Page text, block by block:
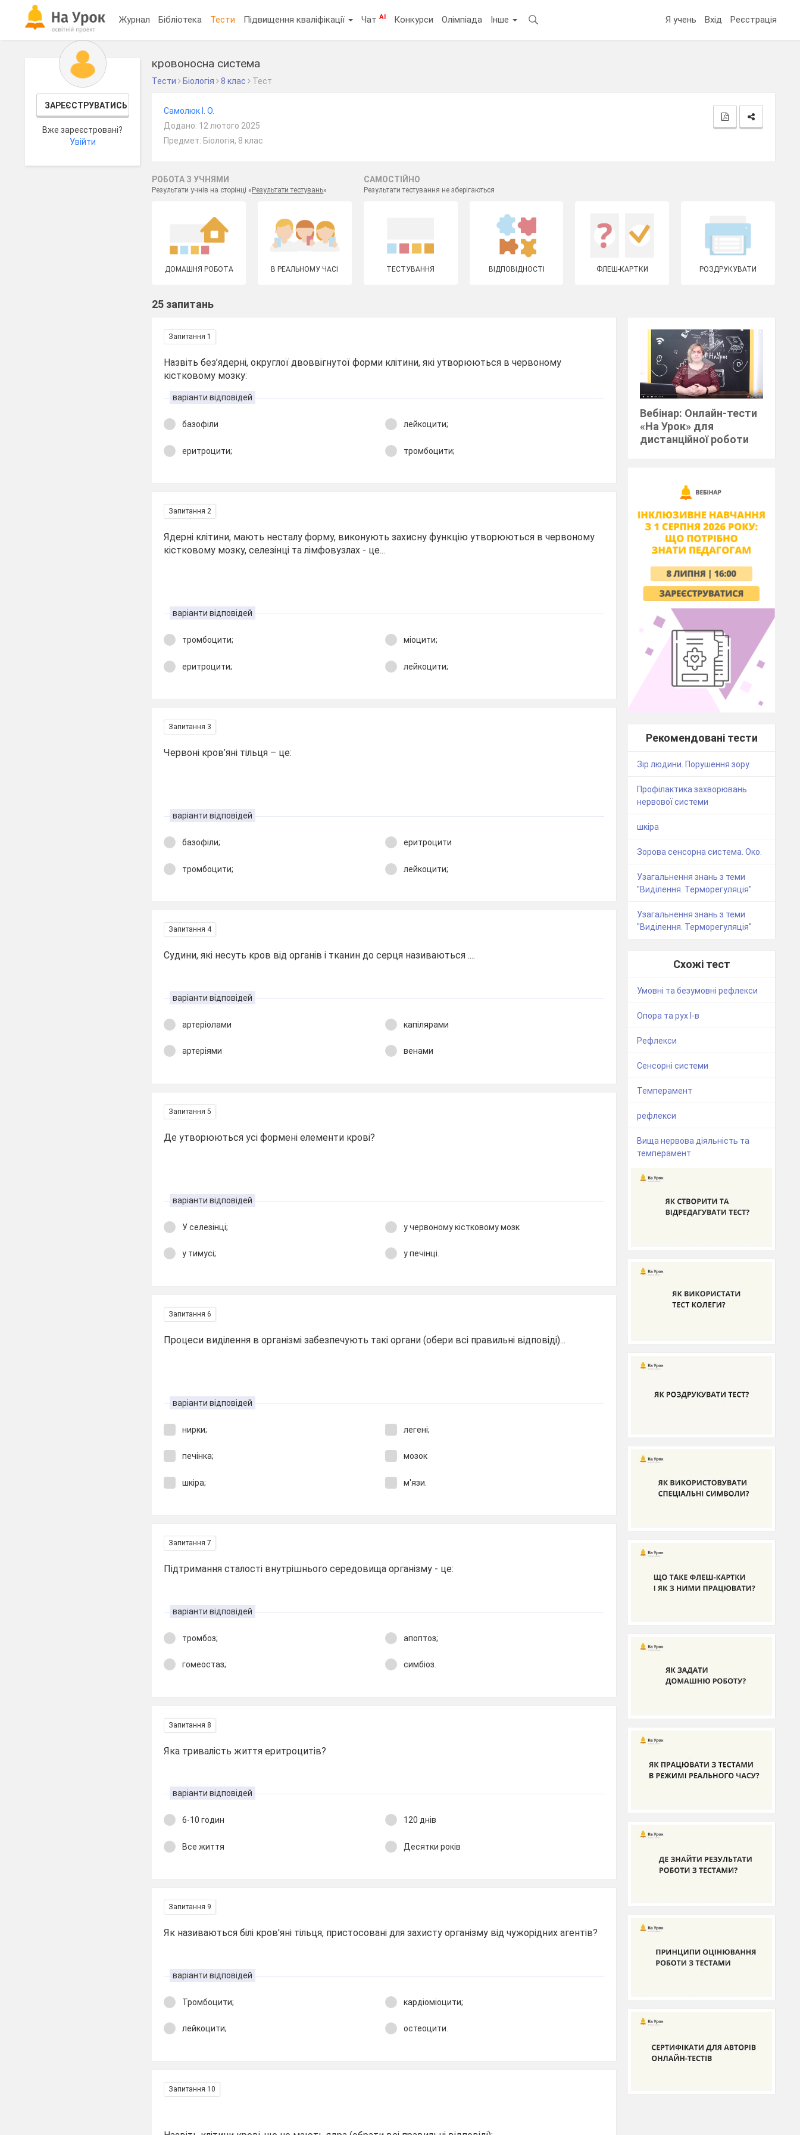
Журнал Бібліотека Тести Підвищення кваліфікації ЧатAI Конкурси Олімпіада Інше Я учень Вхід Реєстрація
ЗАРЕЄСТРУВАТИСЬ
Вже зареєстровані?
Увійти
кровоносна система
Тести Біологія 8 клас Тест
Самолюк І. О.
Додано: 12 лютого 2025
Предмет: Біологія, 8 клас
РОБОТА З УЧНЯМИ
Результати учнів на сторінці « Результати тестувань»
САМОСТІЙНО
Результати тестування не зберігаються
ДОМАШНЯ РОБОТА В РЕАЛЬНОМУ ЧАСІ ТЕСТУВАННЯ ВІДПОВІДНОСТІ ФЛЕШ-КАРТКИ РОЗДРУКУВАТИ
25 запитань
Запитання 1
Назвіть без’ядерні, округлої двоввігнутої форми клітини, які утворюються в червоному
кістковому мозку:
варіанти відповідей
базофіли лейкоцити;
еритроцити; тромбоцити;
Запитання 2
Ядерні клітини, мають несталу форму, виконують захисну функцію утворюються в червоному
кістковому мозку, селезінці та лімфовузлах - це...
варіанти відповідей
тромбоцити; міоцити;
еритроцити; лейкоцити;
Запитання 3
Червоні кров’яні тільця – це:
варіанти відповідей
базофіли; еритроцити
тромбоцити; лейкоцити;
Запитання 4
Судини, які несуть кров від органів і тканин до серця називаються ....
варіанти відповідей
артеріолами капілярами
артеріями венами
Запитання 5
Де утворюються усі формені елементи крові?
варіанти відповідей
У селезінці; у червоному кістковому мозк
у тимусі; у печінці.
Запитання 6
Процеси виділення в організмі забезпечують такі органи (обери всі правильні відповіді)...
варіанти відповідей
нирки; легені;
печінка; мозок
шкіра; м'язи.
Запитання 7
Підтримання сталості внутрішнього середовища організму - це:
варіанти відповідей
тромбоз; апоптоз;
гомеостаз; симбіоз.
Запитання 8
Яка тривалість життя еритроцитів?
варіанти відповідей
6-10 годин 120 днів
Все життя Десятки років
Запитання 9
Як називаються білі кров'яні тільця, пристосовані для захисту організму від чужорідних агентів?
варіанти відповідей
Тромбоцити; кардіоміоцити;
лейкоцити; остеоцити.
Запитання 10
Вебінар: Онлайн-тести
«На Урок» для
дистанційної роботи
Рекомендовані тести
Зір людини. Порушення зору.
Профілактика захворювань
нервової системи
шкіра
Зорова сенсорна система. Око.
Узагальнення знань з теми
"Виділення. Терморегуляція"
Узагальнення знань з теми
"Виділення. Терморегуляція"
Схожі тест
Умовні та безумовні рефлекси
Опора та рух І-в
Рефлекси
Сенсорні системи
Темперамент
рефлекси
Вища нервова діяльність та
темперамент